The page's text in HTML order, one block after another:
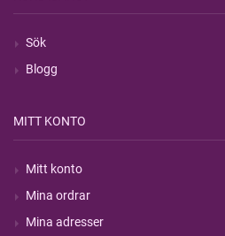
Sök
Blogg
MITT KONTO
Mitt konto
Mina ordrar
Mina adresser